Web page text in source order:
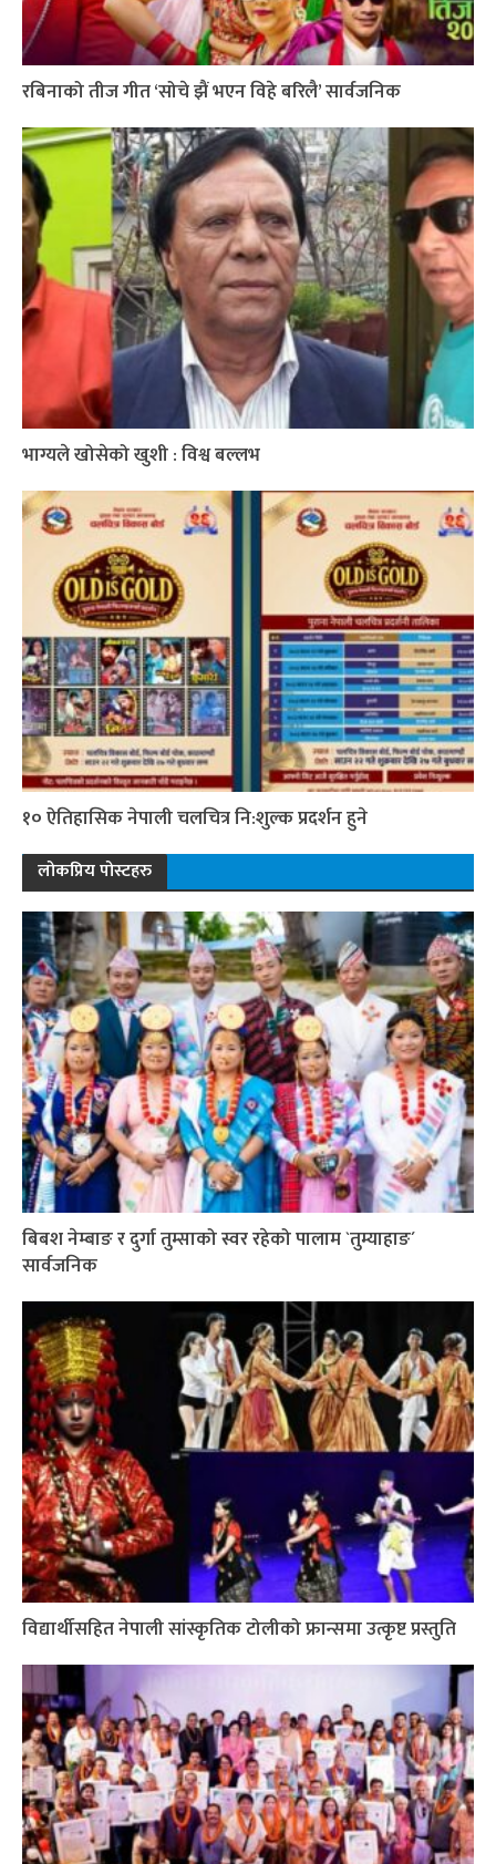
रबिनाको तीज गीत ‘सोचे झैं भएन विहे बरिलै’ सार्वजनिक
भाग्यले खोसेको खुशी : विश्व बल्लभ
१० ऐतिहासिक नेपाली चलचित्र नि:शुल्क प्रदर्शन हुने
लोकप्रिय पोस्टहरु
बिबश नेम्बाङ र दुर्गा तुम्साको स्वर रहेको पालाम `तुम्याहाङ´
सार्वजनिक
विद्यार्थीसहित नेपाली सांस्कृतिक टोलीको फ्रान्समा उत्कृष्ट प्रस्तुति